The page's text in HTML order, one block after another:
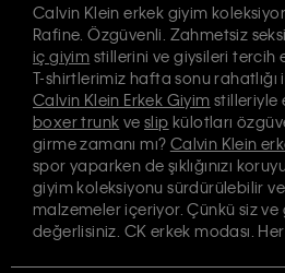
Calvin Klein erkek giyim
Rafine. Özgüvenli. Zahmetsiz
iç giyim stillerini ve giysileri tercih
T-shirtlerimiz hafta sonu
Calvin Klein Erkek Giyim stilleriyle
boxer trunk veslip külotları
girme zamanı mı? Calvin Klein
spor yaparken de şıklığınızı
giyim koleksiyonu sürdürülebilir
malzemeler içeriyor. Çünkü siz
değerlisiniz. CK erkek modası.